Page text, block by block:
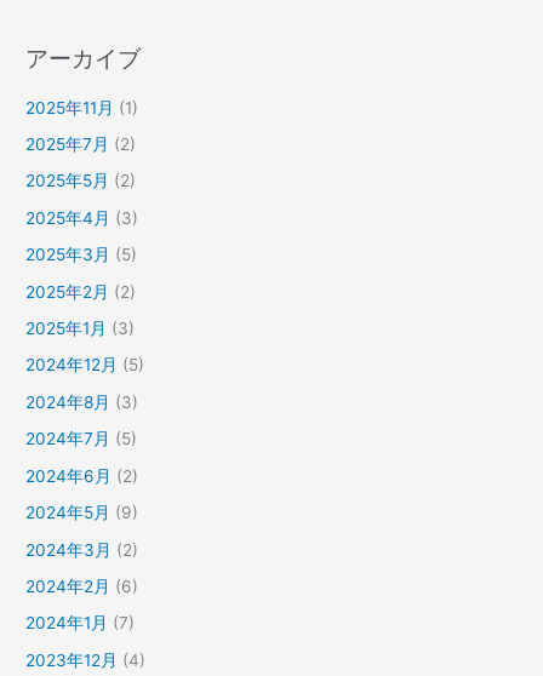
アーカイブ
2025年11月 (1)
2025年7月 (2)
2025年5月 (2)
2025年4月 (3)
2025年3月 (5)
2025年2月 (2)
2025年1月 (3)
2024年12月 (5)
2024年8月 (3)
2024年7月 (5)
2024年6月 (2)
2024年5月 (9)
2024年3月 (2)
2024年2月 (6)
2024年1月 (7)
2023年12月 (4)